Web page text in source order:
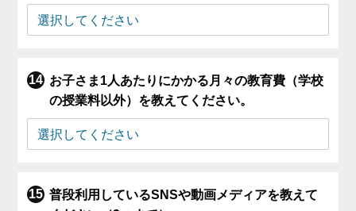
お子さま1人あたりにかかる月々の教育費（学校
の授業料以外）を教えてください。
普段利用しているSNSや動画メディアを教えて